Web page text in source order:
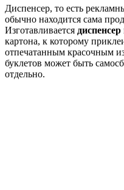
Диспенсер, то есть
обычно находится сама
Изготавливается диспенсер
картона, к которому
отпечатанным красочным
буклетов может быть
отдельно.